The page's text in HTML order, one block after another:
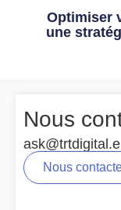
Optimiser
une
Nous
Nous